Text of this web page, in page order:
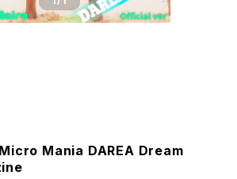
】Micro Mania DAREA Dream